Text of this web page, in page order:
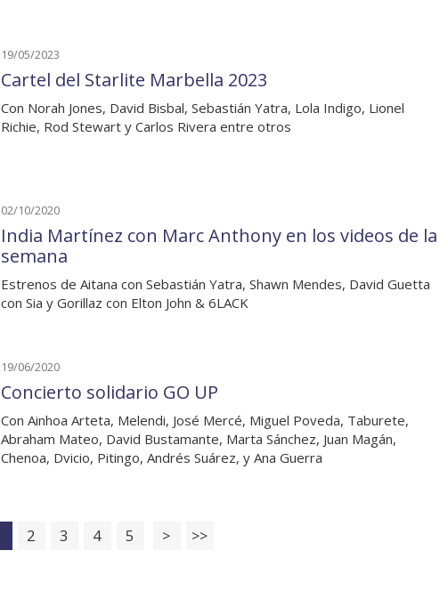
19/05/2023
Cartel del Starlite Marbella 2023
Con Norah Jones, David Bisbal, Sebastián Yatra, Lola Indigo, Lionel
Richie, Rod Stewart y Carlos Rivera entre otros
02/10/2020
India Martínez con Marc Anthony en los videos de la
semana
Estrenos de Aitana con Sebastián Yatra, Shawn Mendes, David Guetta
con Sia y Gorillaz con Elton John & 6LACK
19/06/2020
Concierto solidario GO UP
Con Ainhoa Arteta, Melendi, José Mercé, Miguel Poveda, Taburete,
Abraham Mateo, David Bustamante, Marta Sánchez, Juan Magán,
Chenoa, Dvicio, Pitingo, Andrés Suárez, y Ana Guerra
2 3 4 5 > >>